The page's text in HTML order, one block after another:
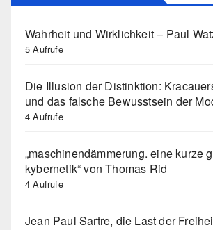
Wahrheit und Wirklichkeit – Paul
5 Aufrufe
Die Illusion der Distinktion:
und das falsche Bewusstsein der
4 Aufrufe
„maschinendämmerung. eine kurze
kybernetik“ von Thomas Rid
4 Aufrufe
Jean Paul Sartre, die Last der